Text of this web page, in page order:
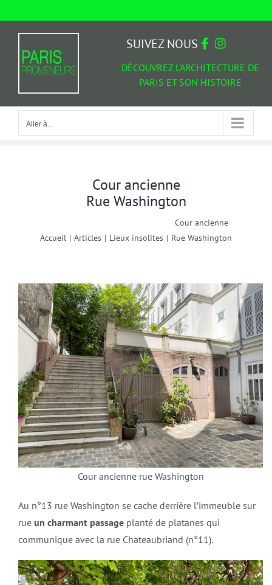
Aller à...
DÉCOUVREZ L'ARCHITECTURE DE
PARIS ET SON HISTOIRE
SUIVEZ NOUS
Aller à...
Cour ancienne
Rue Washington
Accueil | Articles | Lieux insolites |
Cour ancienne
Rue Washington
Cour ancienne rue Washington
Au n°13 rue Washington se cache derrière l’immeuble sur
rue un charmant passage planté de platanes qui
communique avec la rue Chateaubriand (n°11).